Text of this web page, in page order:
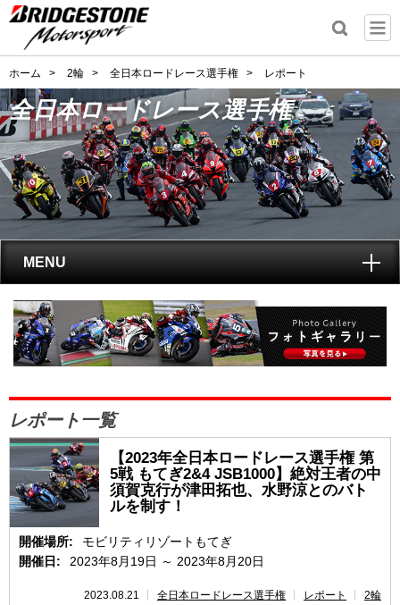
ホーム > 2輪 > 全日本ロードレース選手権 > レポート
全日本ロードレース選手権
MENU
トップ
全日本ロードレース選手権とは?
レポート
速報
レース開催スケジュール
ポイントランキング
レポート一覧
【2023年全日本ロードレース選手権 第
5戦 もてぎ2&4 JSB1000】絶対王者の中
須賀克行が津田拓也、水野涼とのバト
ルを制す！
開催場所:
モビリティリゾートもてぎ
開催日:
2023年8月19日 ～ 2023年8月20日
2023.08.21 全日本ロードレース選手権 レポート 2輪